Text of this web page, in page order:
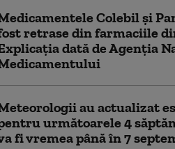
Colebil și
retrase din farmaciile
dată de Agenția
au actualizat
următoarele 4
fi vremea până în 7